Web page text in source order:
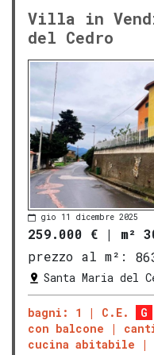
Villa in
del Cedro
gio 11 dicembre 2025
259.000 € | m²
prezzo al m²:
Santa Maria del
bagni: 1 C.E. G
con balcone
cucina abitabile